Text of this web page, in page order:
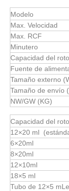
Modelo
Max. Velocidad
Max. RCF
Minutero
Capacidad del
Fuente de
Tamaño externo
Tamaño de envío
NW/GW (KG)
Capacidad del
12×20 ml
6×20ml
8×20ml
12×10ml
18×5 ml
Tubo de 12×5